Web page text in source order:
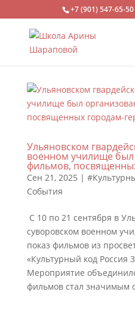
+7 (901) 547-65-50
Ульяновском
военном училище был
фильмов,
Сен 21, 2025 |
События
С 10 по 21 сентября в
суворовском военном
показ фильмов из
«Культурный код Россия
Мероприятие
фильмов стал значимым